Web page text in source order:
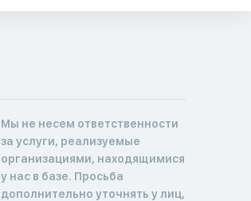
Мы не несем ответственности
за услуги, реализуемые
организациями, находящимися
у нас в базе. Просьба
дополнительно уточнять у лиц,